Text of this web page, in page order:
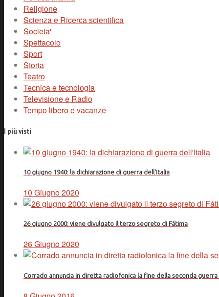
Religione
Scienza e Ricerca scientifica
Societa'
Spettacolo
Sport
Storia
Teatro
Tecnica e tecnologia
Televisione e Radio
Tempo libero e vacanze
I più visti
10 giugno 1940: la dichiarazione di guerra dell'Italia
10 Giugno 2020
26 giugno 2000: viene divulgato il terzo segreto di Fátima
26 Giugno 2020
Corrado annuncia in diretta radiofonica la fine della seconda